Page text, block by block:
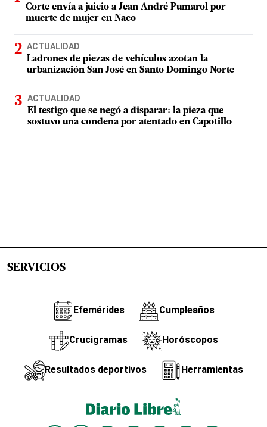
Corte envía a juicio a Jean André Pumarol por
muerte de mujer en Naco
ACTUALIDAD
Ladrones de piezas de vehículos azotan la
urbanización San José en Santo Domingo Norte
ACTUALIDAD
El testigo que se negó a disparar: la pieza que
sostuvo una condena por atentado en Capotillo
SERVICIOS
Efemérides Cumpleaños
Crucigramas Horóscopos
Resultados deportivos Herramientas